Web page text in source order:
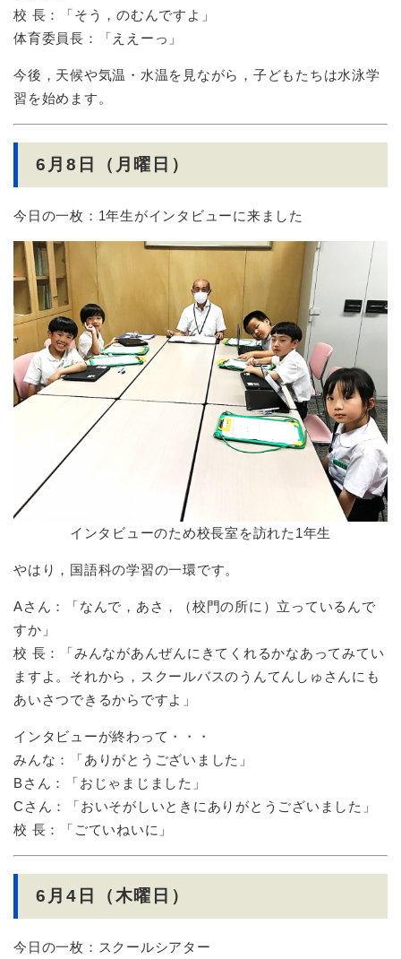
校 長：「そう，のむんですよ」
体育委員長：「ええーっ」
今後，天候や気温・水温を見ながら，子どもたちは水泳学
習を始めます。
6月8日（月曜日）
今日の一枚：1年生がインタビューに来ました
インタビューのため校長室を訪れた1年生
やはり，国語科の学習の一環です。
Aさん：「なんで，あさ，（校門の所に）立っているんで
すか」
校 長：「みんながあんぜんにきてくれるかなあってみてい
ますよ。それから，スクールバスのうんてんしゅさんにも
あいさつできるからですよ」
インタビューが終わって・・・
みんな：「ありがとうございました」
Bさん：「おじゃまじました」
Cさん：「おいそがしいときにありがとうございました」
校 長：「ごていねいに」
6月4日（木曜日）
今日の一枚：スクールシアター